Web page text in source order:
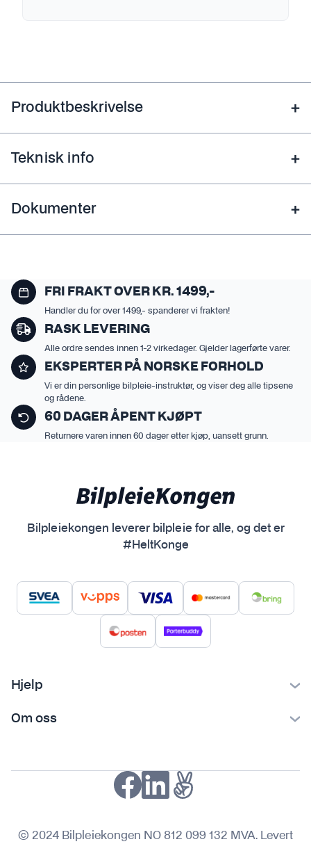
Produktbeskrivelse
Teknisk info
Dokumenter
FRI FRAKT OVER KR. 1499,-
Handler du for over 1499,- spanderer vi frakten!
RASK LEVERING
Alle ordre sendes innen 1-2 virkedager. Gjelder lagerførte varer.
EKSPERTER PÅ NORSKE FORHOLD
Vi er din personlige bilpleie-instruktør, og viser deg alle tipsene
og rådene.
60 DAGER ÅPENT KJØPT
Returnere varen innen 60 dager etter kjøp, uansett grunn.
Bilpleiekongen leverer bilpleie for alle, og det er
#HeltKonge
Hjelp
Ofte stilte spørsmål
Om oss
Personvern
© 2024 Bilpleiekongen NO 812 099 132 MVA. Levert